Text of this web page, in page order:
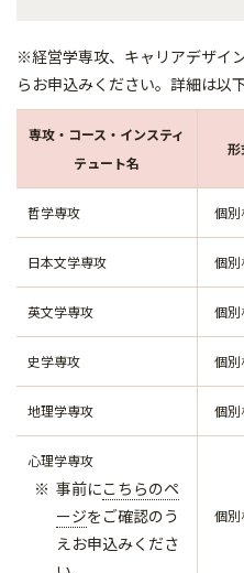
※経営学専攻、キャリアデザイ
らお申込みください。詳細は以
専攻・コース・インスティ
テュート名
形
哲学専攻 個別
日本文学専攻 個別
英文学専攻 個別
史学専攻 個別
地理学専攻 個別
心理学専攻
事前にこちらのペ
ージをご確認のう
えお申込みくださ
個別